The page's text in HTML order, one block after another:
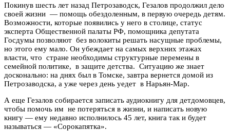
Покинув шесть лет назад Петрозаводск, Гезалов продолжил дело
своей жизни — помощь обездоленным, в первую очередь детям.
Возможности, которые появились у него в столице, статус
эксперта Общественной палаты РФ, помощника депутата
Госдумы позволяют без волокиты решать насущные проблемы,
но этого ему мало. Он убеждает на самых верхних этажах
власти, что стране необходимы структурные перемены в
семейной политике, в защите детства. Ситуацию же знает
досконально: на днях был в Томске, завтра вернется домой из
Петрозаводска, а уже через день уедет в Нарьян-Мар.
А еще Гезалов собирается записать аудиокнигу для детдомовцев,
чтобы помочь им не потеряться в жизни, и написать новую
книгу — ему недавно исполнилось 45 лет, книга так и будет
называться — «Сорокапятка».